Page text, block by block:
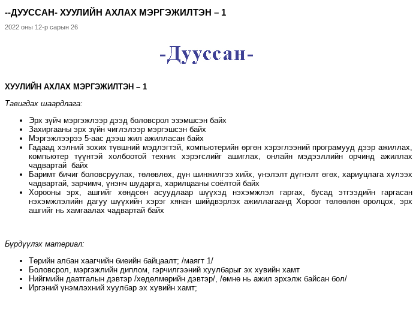
--ДУУССАН- ХУУЛИЙН АХЛАХ МЭРГЭЖИЛТЭН – 1
2022 оны 12-р сарын 26
ХУУЛИЙН АХЛАХ МЭРГЭЖИЛТЭН – 1
Тавигдах шаардлага:
Эрх зүйч мэргэжлээр дээд боловсрол эзэмшсэн байх
Захиргааны эрх зүйн чиглэлээр мэргэшсэн байх
Мэргэжлээрээ 5-аас дээш жил ажилласан байх
Гадаад хэлний зохих түвшний мэдлэгтэй, компьютерийн өргөн хэрэглээний програмууд дээр ажиллах,
компьютер түүнтэй холбоотой техник хэрэгслийг ашиглах, онлайн мэдээллийн орчинд ажиллах
чадвартай байх
Баримт бичиг боловсруулах, төлөвлөх, дүн шинжилгээ хийх, үнэлэлт дүгнэлт өгөх, хариуцлага хүлээх
чадвартай, зарчимч, үнэнч шударга, харилцааны соёлтой байх
Хорооны эрх, ашгийг хөндсөн асуудлаар шүүхэд нэхэмжлэл гаргах, бусад этгээдийн гаргасан
нэхэмжлэлийн дагуу шүүхийн хэрэг хянан шийдвэрлэх ажиллагаанд Хороог төлөөлөн оролцох, эрх
ашгийг нь хамгаалах чадвартай байх
Бүрдүүлэх материал:
Төрийн албан хаагчийн биеийн байцаалт; /маягт 1/
Боловсрол, мэргэжлийн диплом, гэрчилгээний хуулбарыг эх хувийн хамт
Нийгмийн даатгалын дэвтэр /хөдөлмөрийн дэвтэр/, /өмнө нь ажил эрхэлж байсан бол/
Иргэний үнэмлэхний хуулбар эх хувийн хамт;